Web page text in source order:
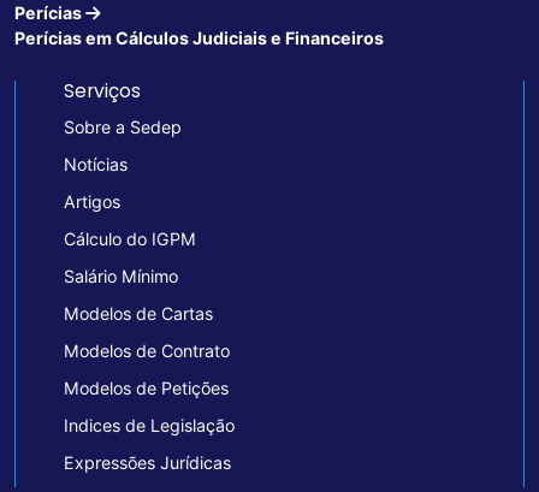
Perícias
Perícias em Cálculos Judiciais e Financeiros
Serviços
Sobre a Sedep
Notícias
Artigos
Cálculo do IGPM
Salário Mínimo
Modelos de Cartas
Modelos de Contrato
Modelos de Petições
Indices de Legislação
Expressões Jurídicas